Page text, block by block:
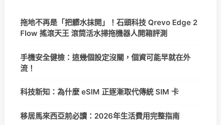
拖地不再是「把髒水抹開」！石頭科技 Qrevo Edge 2
Flow 搖滾天王 滾筒活水掃拖機器人開箱評測
手機安全健檢：這幾個設定沒關，個資可能早就在外
流！
科技新知：為什麼 eSIM 正逐漸取代傳統 SIM 卡
移居馬來西亞前必讀：2026年生活費用完整指南